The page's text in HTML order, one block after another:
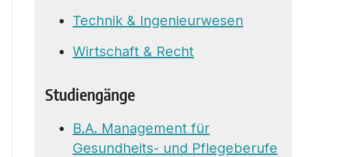
Technik & Ingenieurwesen
Wirtschaft & Recht
Studiengänge
B.A. Management für
Gesundheits- und Pflegeberufe